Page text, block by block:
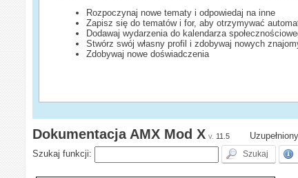
Rozpoczynaj nowe tematy i odpowiedaj na inne
Zapisz się do tematów i for, aby otrzymywać
Dodawaj wydarzenia do kalendarza
Stwórz swój własny profil i zdobywaj nowych
Zdobywaj nowe doświadczenia
Dokumentacja AMX Mod X v. 11.5
Szukaj funkcji: